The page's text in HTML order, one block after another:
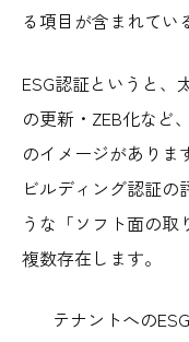
る項目が含まれてい
ESG認証というと、
の更新・ZEB化など
のイメージがありま
ビルディング認証の
うな「ソフト面の
複数存在します。
テナントへの